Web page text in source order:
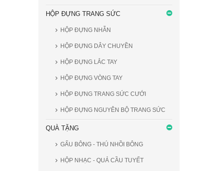
HỘP ĐỰNG TRANG SỨC
HỘP ĐỰNG NHẪN
HỘP ĐỰNG DÂY CHUYỀN
HỘP ĐỰNG LẮC TAY
HỘP ĐỰNG VÒNG TAY
HỘP ĐỰNG TRANG SỨC CƯỚI
HỘP ĐỰNG NGUYÊN BỘ TRANG SỨC
QUÀ TẶNG
GẤU BÔNG - THÚ NHỒI BÔNG
HỘP NHẠC - QUẢ CẦU TUYẾT